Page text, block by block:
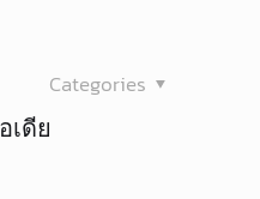
Categories
ดีย